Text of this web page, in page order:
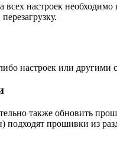
всех настроек
настроек или другими
также обновить
подходят прошивки из